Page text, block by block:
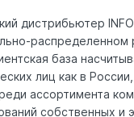
дистрибьютер
распределенном
база
лиц как в России,
ассортимента
собственных и